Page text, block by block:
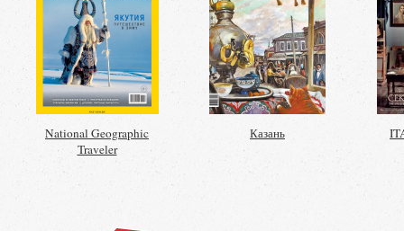
National Geographic
Traveler
Казань